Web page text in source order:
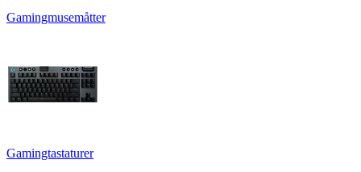
Gamingmusemåtter
Gamingtastaturer